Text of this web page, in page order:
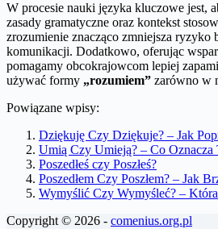
W procesie nauki języka kluczowe jest,
zasady gramatyczne oraz kontekst
zrozumienie znacząco zmniejsza ryzyko
komunikacji. Dodatkowo, oferując
pomagamy obcokrajowcom lepiej
używać formy „rozumiem” zarówno w
Powiązane wpisy:
Dziękuję Czy Dziękuje? – Jak
Umią Czy Umieją? – Co Oznacza
Poszedłeś czy Poszłeś?
Poszedłem Czy Poszłem? – Jak
Wymyślić Czy Wymyśleć? –
Copyright © 2026 - comenius.org.pl